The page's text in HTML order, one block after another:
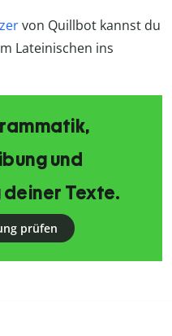
von Quillbot kannst du
Lateinischen ins
und
Texte.
prüfen